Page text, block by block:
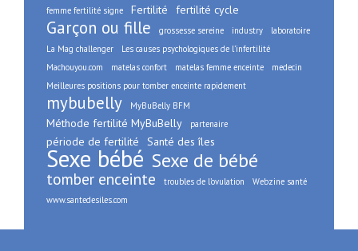
femme fertilité signe
Fertilité fertilité cycle
Garçon ou fille grossesse sereine industry
laboratoire
La Mag challenger
Les causes psychologiques de l’infertilité
Machouyou.com
matelas confort matelas femme enceinte
medecin
Meilleures positions pour tomber enceinte rapidement
mybubelly MyBuBelly BFM
Méthode fertilité MyBuBelly partenaire
période de fertilité Santé des îles
Sexe bébé Sexe de bébé
tomber enceinte troubles de l’ovulation
Webzine santé
www.santedesiles.com